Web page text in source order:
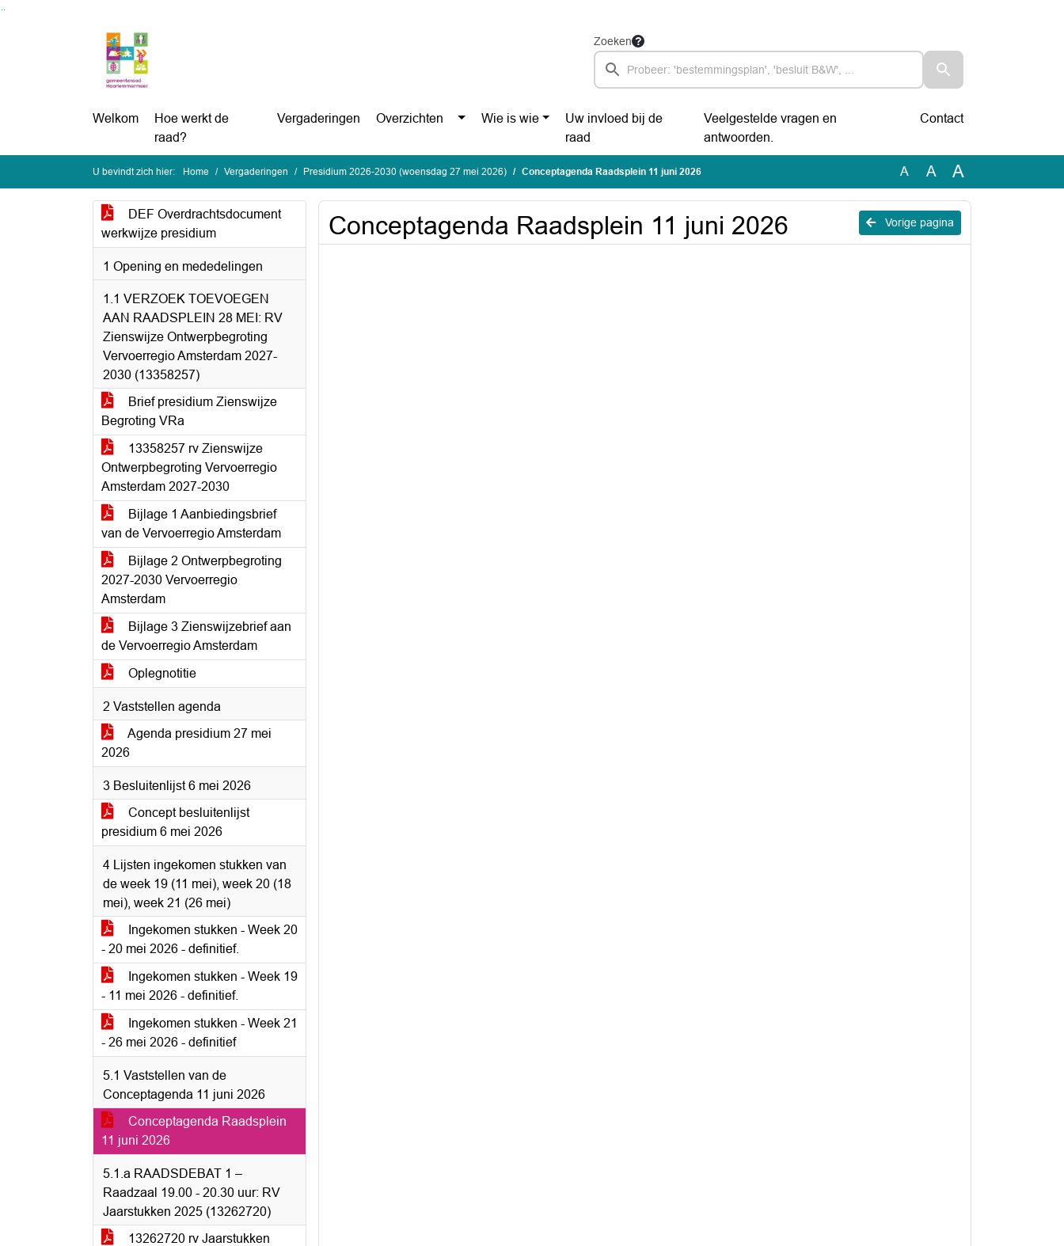
Zoeken
Welkom
Hoe werkt de
raad?
Vergaderingen Overzichten Wie is wie
Uw invloed bij de
raad
Veelgestelde vragen en
antwoorden.
Contact
U bevindt zich hier: Home Vergaderingen Presidium 2026-2030 (woensdag 27 mei 2026) Conceptagenda Raadsplein 11 juni 2026 A A A
DEF Overdrachtsdocument
werkwijze presidium
1 Opening en mededelingen
1.1 VERZOEK TOEVOEGEN
AAN RAADSPLEIN 28 MEI: RV
Zienswijze Ontwerpbegroting
Vervoerregio Amsterdam 2027-
2030 (13358257)
Brief presidium Zienswijze
Begroting VRa
13358257 rv Zienswijze
Ontwerpbegroting Vervoerregio
Amsterdam 2027-2030
Bijlage 1 Aanbiedingsbrief
van de Vervoerregio Amsterdam
Bijlage 2 Ontwerpbegroting
2027-2030 Vervoerregio
Amsterdam
Bijlage 3 Zienswijzebrief aan
de Vervoerregio Amsterdam
Oplegnotitie
2 Vaststellen agenda
Agenda presidium 27 mei
2026
3 Besluitenlijst 6 mei 2026
Concept besluitenlijst
presidium 6 mei 2026
4 Lijsten ingekomen stukken van
de week 19 (11 mei), week 20 (18
mei), week 21 (26 mei)
Ingekomen stukken - Week 20
- 20 mei 2026 - definitief.
Ingekomen stukken - Week 19
- 11 mei 2026 - definitief.
Ingekomen stukken - Week 21
- 26 mei 2026 - definitief
5.1 Vaststellen van de
Conceptagenda 11 juni 2026
Conceptagenda Raadsplein
11 juni 2026
5.1.a RAADSDEBAT 1 –
Raadzaal 19.00 - 20.30 uur: RV
Jaarstukken 2025 (13262720)
13262720 rv Jaarstukken
Vorige pagina
Conceptagenda Raadsplein 11 juni 2026